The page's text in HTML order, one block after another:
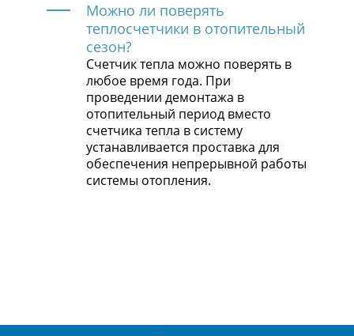
Можно ли поверять
теплосчетчики в отопительный
сезон?
Счетчик тепла можно поверять в
любое время года. При
проведении демонтажа в
отопительный период вместо
счетчика тепла в систему
устанавливается проставка для
обеспечения непрерывной работы
системы отопления.